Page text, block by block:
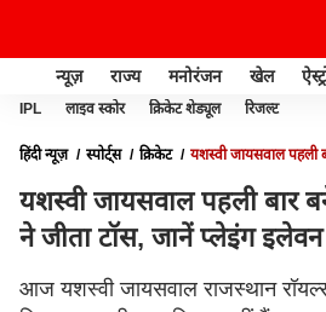
न्यूज़ राज्य मनोरंजन खेल
IPL लाइव स्कोर क्रिकेट शेड्यूल रिजल्ट
हिंदी न्यूज़ स्पोर्ट्स क्रिकेट
यशस्वी जायसवाल पहली
यशस्वी जायसवाल पहली बार
ने जीता टॉस, जानें प्लेइंग
आज यशस्वी जायसवाल राजस्थान